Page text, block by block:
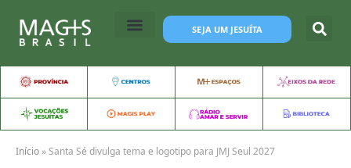
SEJA UM JESUÍTA
Início »Santa Sé divulga tema e logotipo para JMJ Seul 2027